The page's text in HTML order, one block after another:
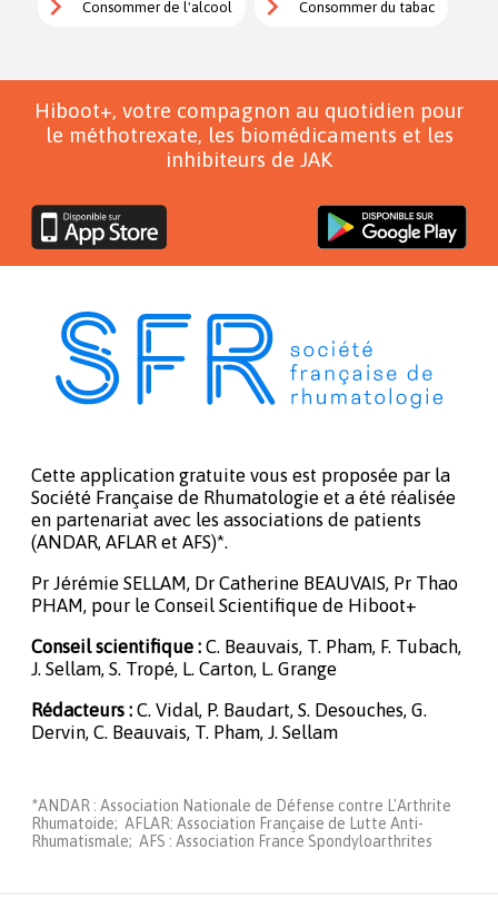
Consommer de l'alcool Consommer du tabac
Hiboot+, votre compagnon au quotidien pour
le méthotrexate, les biomédicaments et les
inhibiteurs de JAK
Cette application gratuite vous est proposée par la
Société Française de Rhumatologie et a été réalisée
en partenariat avec les associations de patients
(ANDAR, AFLAR et AFS)*.
Pr Jérémie SELLAM, Dr Catherine BEAUVAIS, Pr Thao
PHAM, pour le Conseil Scientifique de Hiboot+
Conseil scientifique : C. Beauvais, T. Pham, F. Tubach,
J. Sellam, S. Tropé, L. Carton, L. Grange
Rédacteurs : C. Vidal, P. Baudart, S. Desouches, G.
Dervin, C. Beauvais, T. Pham, J. Sellam
*ANDAR : Association Nationale de Défense contre L'Arthrite
Rhumatoide; AFLAR: Association Française de Lutte Anti-
Rhumatismale; AFS : Association France Spondyloarthrites